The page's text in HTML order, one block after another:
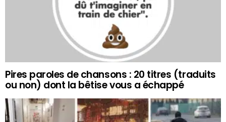
Pires paroles de chansons : 20 titres (traduits
ou non) dont la bêtise vous a échappé